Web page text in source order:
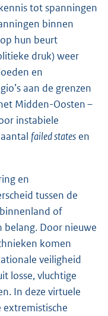
tot spanningen
binnen
hun beurt
druk) weer
en
aan de grenzen
Midden-Oosten –
instabiele
failed states en
en
tussen de
of
belang. Door nieuwe
komen
veiligheid
losse, vluchtige
In deze virtuele